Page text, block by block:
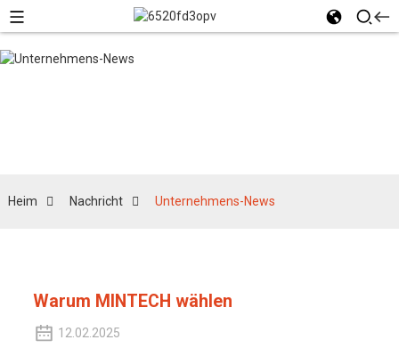
Heim Nachricht Unternehmens-News
Warum MINTECH wählen
12.02.2025